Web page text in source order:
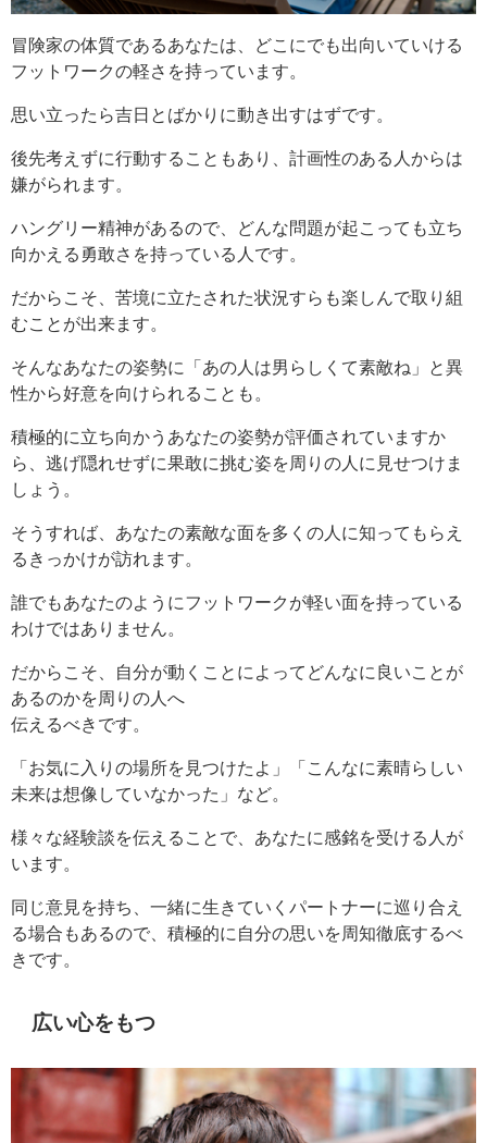
冒険家の体質であるあなたは、どこにでも出向いていける
フットワークの軽さを持っています。
思い立ったら吉日とばかりに動き出すはずです。
後先考えずに行動することもあり、計画性のある人からは
嫌がられます。
ハングリー精神があるので、どんな問題が起こっても立ち
向かえる勇敢さを持っている人です。
だからこそ、苦境に立たされた状況すらも楽しんで取り組
むことが出来ます。
そんなあなたの姿勢に「あの人は男らしくて素敵ね」と異
性から好意を向けられることも。
積極的に立ち向かうあなたの姿勢が評価されていますか
ら、逃げ隠れせずに果敢に挑む姿を周りの人に見せつけま
しょう。
そうすれば、あなたの素敵な面を多くの人に知ってもらえ
るきっかけが訪れます。
誰でもあなたのようにフットワークが軽い面を持っている
わけではありません。
だからこそ、自分が動くことによってどんなに良いことが
あるのかを周りの人へ
伝えるべきです。
「お気に入りの場所を見つけたよ」「こんなに素晴らしい
未来は想像していなかった」など。
様々な経験談を伝えることで、あなたに感銘を受ける人が
います。
同じ意見を持ち、一緒に生きていくパートナーに巡り合え
る場合もあるので、積極的に自分の思いを周知徹底するべ
きです。
広い心をもつ